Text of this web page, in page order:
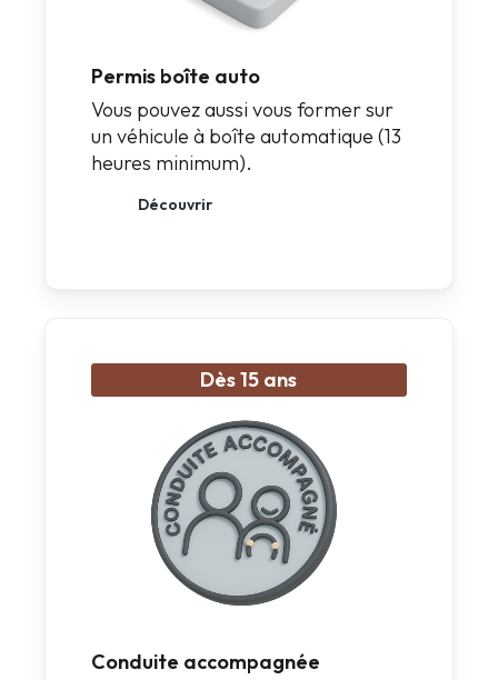
Permis boîte auto
Vous pouvez aussi vous former sur
un véhicule à boîte automatique (13
heures minimum).
Découvrir
Dès 15 ans
Conduite accompagnée